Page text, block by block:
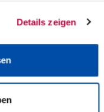
Details zeigen
Ausübung der